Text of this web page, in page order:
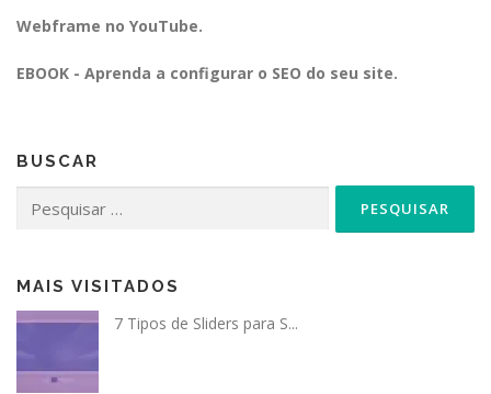
Webframe no YouTube.
EBOOK - Aprenda a configurar o SEO do seu site.
BUSCAR
por:
MAIS VISITADOS
7 Tipos de Sliders para S...